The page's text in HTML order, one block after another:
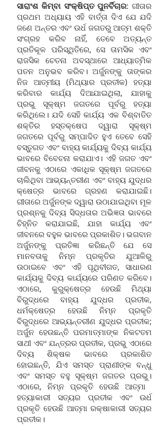
ସାରାଂଶ କିମ୍ବା ସଂକ୍ଷିପ୍ତ ପୁନର୍ବିଚାର: ଗୀତାର
ପ୍ରଥମ ଅଧ୍ୟାୟ ଏହି ବାର୍ତ୍ତା ଦିଏ ଯେ ଯଦି
ଜଣେ ଅନ୍ତର ଏବଂ ଉର୍ଧ ଜଗତରୁ ଆତ୍ମ ​​ଶକ୍ତି
ସଂଗ୍ରହ କରିବ ନାହିଁ, ତେବେ ଅତ୍ୟନ୍ତ
ପ୍ରତିକୂଳ ପରିସ୍ଥିତିରେ, ସେ ତାମସିକ ଏବଂ
ରାଜସିକ ଚେତନା ଅବସ୍ଥାରେ ଆଧ୍ୟାତ୍ମିକ
ପତନ ଅନୁଭବ କରିବ। ଅର୍ଜୁନଙ୍କୁ ତାଙ୍କର
ନିଜ ଆତ୍ମୀୟ (ମିଥ୍ୟାର ପ୍ରତୀକ) ହତ୍ୟା
କରିବାର କାର୍ଯ୍ୟ ଦିଆଯାଇଥିଲା, ଯାହାକୁ
ପ୍ରଭୁ ସୂକ୍ଷ୍ମ ଜଗତରେ ପୂର୍ବରୁ ହତ୍ୟା
କରିଥିଲେ। ଯଦି ସେହି କାର୍ଯ୍ୟ ଏକ ବିଶ୍ବାତିତ
ଶକ୍ତିର ହସ୍ତକ୍ଷେପ ଦ୍ୱାରା ସୂକ୍ଷ୍ମ
ଜଗତରେ ପୂର୍ବରୁ ସମ୍ପାଦିତ ହୁଏ ତେବେ ସେହି
ବସ୍ତୁଗତ ଏବଂ ବାହ୍ୟ କାର୍ଯ୍ୟକୁ ଦିବ୍ୟ କାର୍ଯ୍ୟ
ଭାବରେ ବିବେଚନା କରାଯାଏ। ଏହି ଜଗତ ଏବଂ
ଜୀବନକୁ ଏଠାରେ ଏକାଧିକ ସୂକ୍ଷ୍ମ ଜଗତରେ
ଚାଲିଥିବା ଆଭ୍ୟନ୍ତରୀଣ ଏବଂ ବାହ୍ୟ ଯୁଦ୍ଧର
କ୍ଷେତ୍ର ଭାବରେ ଗ୍ରହଣ କରାଯାଇଛି।
ଗୀତାରେ ଅର୍ଜୁନଙ୍କ ଦ୍ୱାରା ଉଠାଯାଇଥିବା ମୂଳ
ପ୍ରଶ୍ନକୁ ଦିବ୍ୟ ସିଦ୍ଧତାର ଅଭିଜ୍ଞତା ଭାବରେ
ଚିହ୍ନିତ କରାଯାଇଛି, ଯାହା କାର୍ଯ୍ୟ ଏବଂ
ଜୀବନରେ ବହୁଳ ଭାବରେ ପ୍ରକାଶିତ। ଭଗବାନ
ଅର୍ଜୁନଙ୍କୁ ପ୍ରତିଜ୍ଞା କରିଛନ୍ତି ଯେ ସେ
ମାନବତାକୁ ନିମ୍ନ ପ୍ରକୃତିର ଯୁଆଳିରୁ
ଉଠାଇବେ ଏବଂ ଏହି ପୃଥିବୀଗତ, ସାଧାରଣ
କାର୍ଯ୍ୟକୁ ଦିବ୍ୟ କାର୍ଯ୍ୟରେ ପରିଣତ କରିବେ।
ଏଠାରେ, କୁରୁକ୍ଷେତ୍ର ହେଉଛି ମିଥ୍ୟା
ବିରୁଦ୍ଧରେ ବାହ୍ୟ ଯୁଦ୍ଧର ପ୍ରତୀକ,
ଧର୍ମକ୍ଷେତ୍ର ହେଉଛି ନିମ୍ନ ପ୍ରକୃତି
ବିରୁଦ୍ଧରେ ଆଭ୍ୟନ୍ତରୀଣ ଯୁଦ୍ଧର ପ୍ରତୀକ;
ଅର୍ଜୁନ ହେଉଛନ୍ତି ପରମାତ୍ମାଙ୍କ ନିକଟତମ
ସାଥୀ ଏବଂ ଯନ୍ତ୍ରର ପ୍ରତୀକ, ପ୍ରଭୁ ଏଠାରେ
ଦିବ୍ୟ ଶିକ୍ଷକ ଭାବରେ ପ୍ରକାଶିତ
ହୋଇଛନ୍ତି, ଯିଏ ସମସ୍ତ ପ୍ରାଣୀଙ୍କ ବନ୍ଧୁ
ଏବଂ ସମସ୍ତ ବହୁ ସୂକ୍ଷ୍ମ ଜଗତର ପ୍ରଭୁ।
ଏଠାରେ, ନିମ୍ନ ପ୍ରକୃତି ହେଉଛି ଆତ୍ମା ​​
ହତ୍ୟାକାରୀ ସତ୍ୟର ପ୍ରତୀକ ଏବଂ ଉର୍ଧ
ପ୍ରକୃତି ହେଉଛି ଆତ୍ମା ​​ରକ୍ଷାକାରୀ ସତ୍ୟର
ପ୍ରତୀକ।